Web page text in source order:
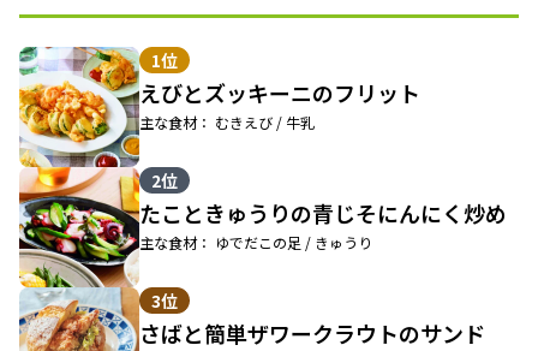
1位
えびとズッキーニのフリット
主な食材： むきえび / 牛乳
2位
たこときゅうりの青じそにんにく炒め
主な食材： ゆでだこの足 / きゅうり
3位
さばと簡単ザワークラウトのサンド